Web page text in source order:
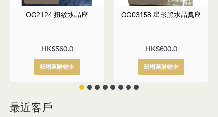
OG2124 扭紋水晶座
HK$560.0
新增至購物車
OG03158 星形黑水晶獎座
HK$600.0
新增至購物車
最近客戶